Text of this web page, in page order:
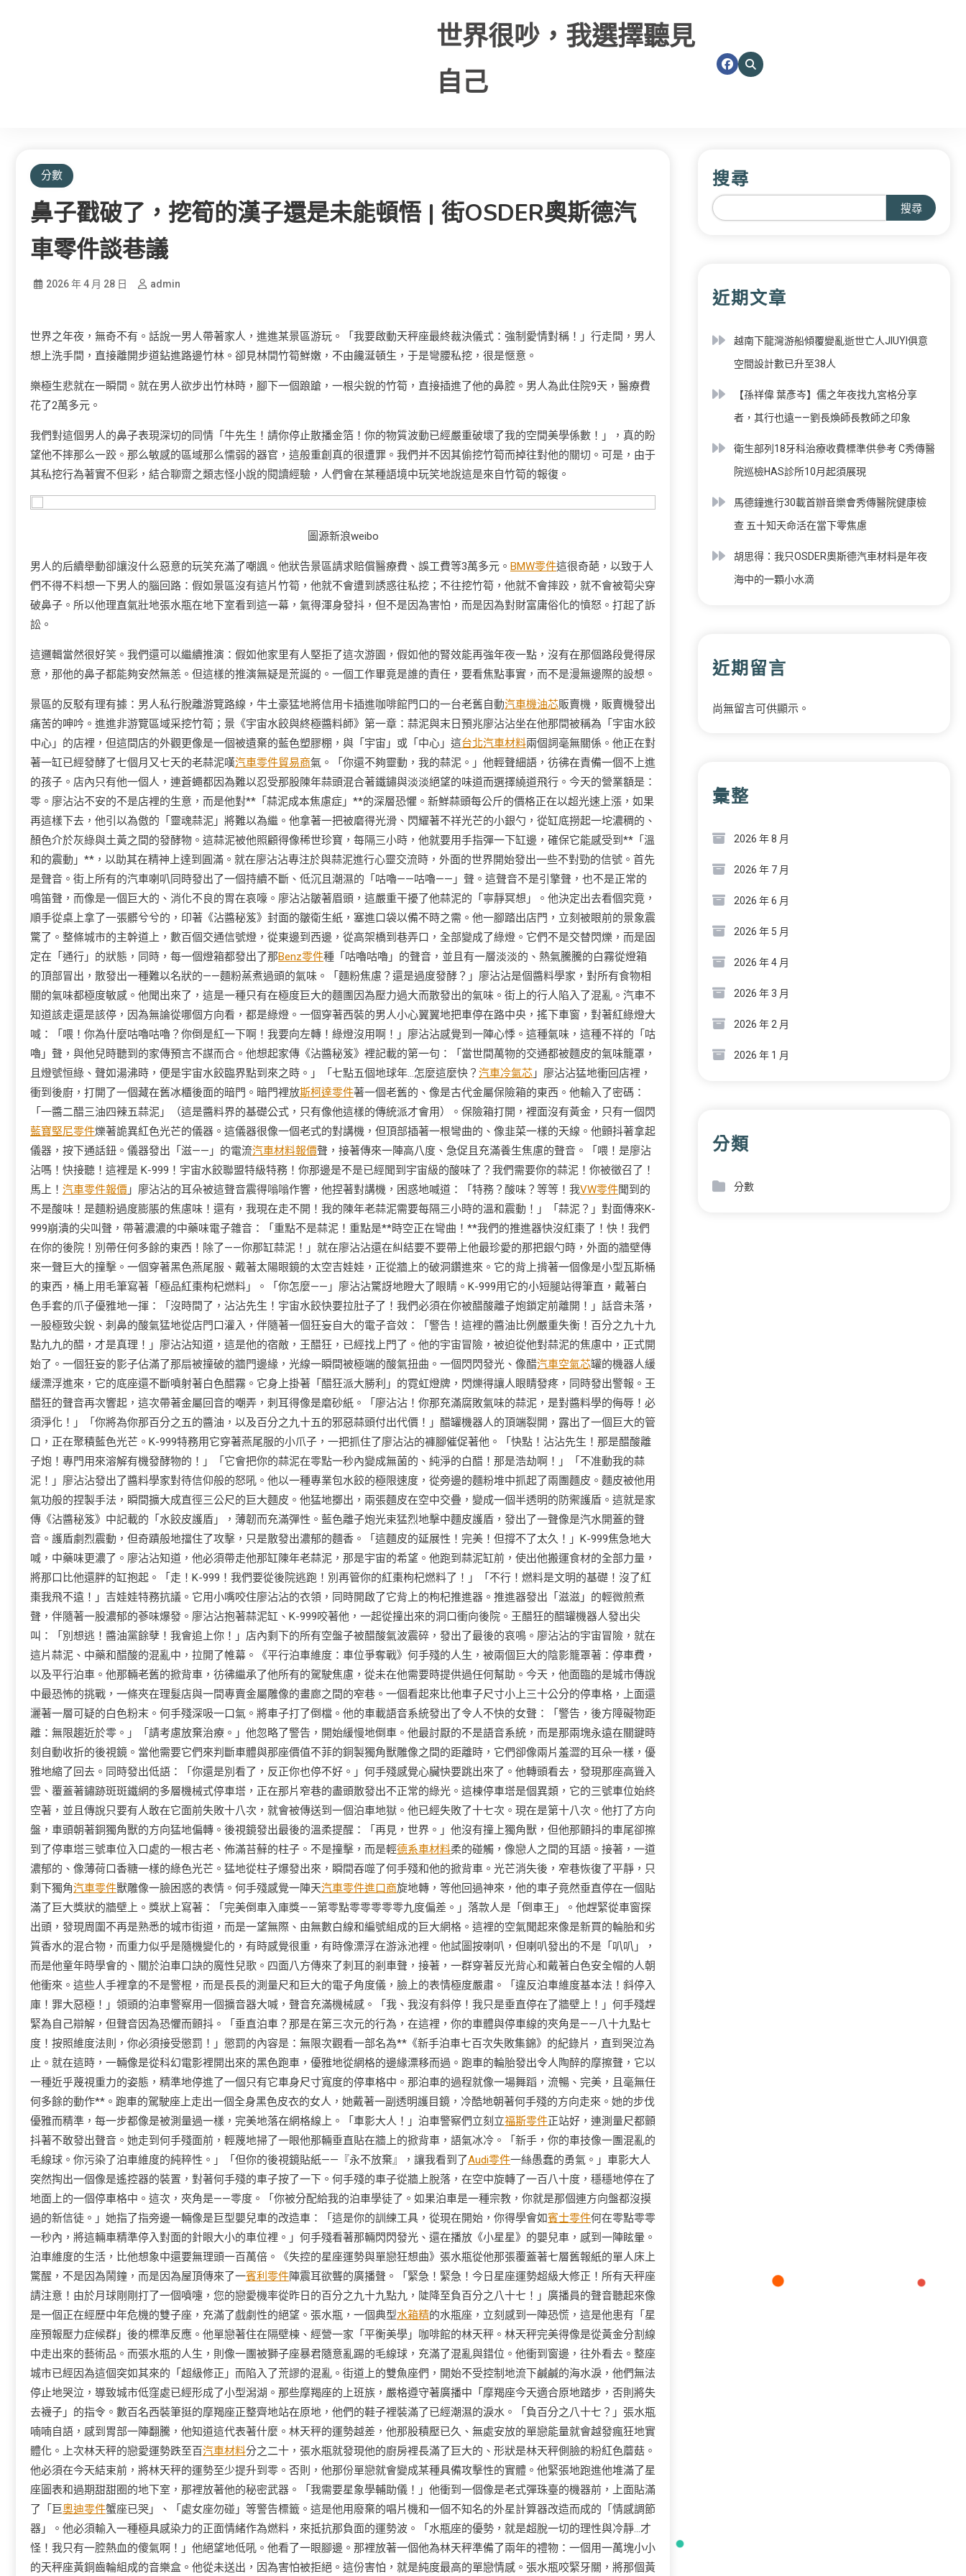
世界很吵，我選擇聽見
自己
分數
鼻子戳破了，挖筍的漢子還是未能頓悟 | 街OSDER奧斯德汽
車零件談巷議
2026 年 4 月 28 日 admin
世界之年夜，無奇不有。話說一男人帶著家人，進進某景區游玩。「我要啟動天秤座最終裁決儀式：強制愛情對稱！」行走間，男人
想上洗手間，直接離開步道鉆進路邊竹林。卻見林間竹筍鮮嫩，不由饞涎頓生，于是彎腰私挖，很是愜意。
樂極生悲就在一瞬間。就在男人欲步出竹林時，腳下一個踉蹌，一根尖銳的竹筍，直接插進了他的鼻腔。男人為此住院9天，醫療費
花了2萬多元。
我們對這個男人的鼻子表現深切的同情「牛先生！請你停止散播金箔！你的物質波動已經嚴重破壞了我的空間美學係數！」，真的盼
望他不摔那么一跤。那么敏感的區域那么懦弱的器官，這般重創真的很遭罪。我們并不因其偷挖竹筍而掉往對他的關切。可是，由于
其私挖行為著實不但彩，結合聊齋之類志怪小說的閱讀經驗，人們會在某種語境中玩笑地說這是來自竹筍的報復。
圖源新浪weibo
男人的后續舉動卻讓沒什么惡意的玩笑充滿了嘲諷。他狀告景區請求賠償醫療費、誤工費等3萬多元。 BMW零件這很奇葩，以致于人
們不得不料想一下男人的腦回路：假如景區沒有這片竹筍，他就不會遭到誘惑往私挖；不往挖竹筍，他就不會摔跤，就不會被筍尖穿
破鼻子。所以他理直氣壯地張水瓶在地下室看到這一幕，氣得渾身發抖，但不是因為害怕，而是因為對財富庸俗化的憤怒。打起了訴
訟。
這邏輯當然很好笑。我們還可以繼續推演：假如他家里有人堅拒了這次游園，假如他的腎效能再強年夜一點，沒有在那個路段覺得尿
意，那他的鼻子都能夠安然無恙。但這樣的推演無疑是荒誕的。一個工作畢竟是誰的責任，要看焦點事實，而不是漫無邊際的設想。
景區的反駁有理有據：男人私行脫離游覽路線，牛土豪猛地將信用卡插進咖啡館門口的一台老舊自動汽車機油芯販賣機，販賣機發出
痛苦的呻吟。進進非游覽區域采挖竹筍；景《宇宙水餃與終極醬料師》第一章：蒜泥與末日預兆廖沾沾坐在他那間被稱為「宇宙水餃
中心」的店裡，但這間店的外觀更像是一個被遺棄的藍色塑膠棚，與「宇宙」或「中心」這台北汽車材料兩個詞毫無關係。他正在對
著一缸已經發酵了七個月又七天的老蒜泥嘆汽車零件貿易商氣。「你還不夠靈動，我的蒜泥。」他輕聲細語，彷彿在責備一個不上進
的孩子。店內只有他一個人，連蒼蠅都因為難以忍受那股陳年蒜頭混合著鐵鏽與淡淡絕望的味道而選擇繞道飛行。今天的營業額是：
零。廖沾沾不安的不是店裡的生意，而是他對**「蒜泥成本焦慮症」**的深層恐懼。新鮮蒜頭每公斤的價格正在以超光速上漲，如果
再這樣下去，他引以為傲的「靈魂蒜泥」將難以為繼。他拿著一把被磨得光滑、閃耀著不祥光芒的小銀勺，從缸底撈起一坨濃稠的、
顏色介於灰綠與土黃之間的發酵物。這蒜泥被他照顧得像稀世珍寶，每隔三小時，他就要用手指彈一下缸邊，確保它能感受到**「溫
和的震動」**，以助其在精神上達到圓滿。就在廖沾沾專注於與蒜泥進行心靈交流時，外面的世界開始發出一些不對勁的信號。首先
是聲音。街上所有的汽車喇叭同時發出了一個持續不斷、低沉且潮濕的「咕嚕——咕嚕——」聲。這聲音不是引擎聲，也不是正常的
鳴笛聲，而像是一個巨大的、消化不良的胃在哀嚎。廖沾沾皺著眉頭，這嚴重干擾了他蒜泥的「寧靜冥想」。他決定出去看個究竟，
順手從桌上拿了一張髒兮兮的，印著《沾醬秘笈》封面的皺衛生紙，塞進口袋以備不時之需。他一腳踏出店門，立刻被眼前的景象震
驚了。整條城市的主幹道上，數百個交通信號燈，從東邊到西邊，從高架橋到巷弄口，全部變成了綠燈。它們不是交替閃爍，而是固
定在「通行」的狀態，同時，每一個燈箱都發出了那Benz零件種「咕嚕咕嚕」的聲音，並且有一層淡淡的、熱氣騰騰的白霧從燈箱
的頂部冒出，散發出一種難以名狀的——麵粉蒸煮過頭的氣味。「麵粉焦慮？還是過度發酵？」廖沾沾是個醬料學家，對所有食物相
關的氣味都極度敏感。他聞出來了，這是一種只有在極度巨大的麵團因為壓力過大而散發出的氣味。街上的行人陷入了混亂。汽車不
知道該走還是該停，因為無論從哪個方向看，都是綠燈。一個穿著西裝的男人小心翼翼地把車停在路中央，搖下車窗，對著紅綠燈大
喊：「喂！你為什麼咕嚕咕嚕？你倒是紅一下啊！我要向左轉！綠燈沒用啊！」廖沾沾感覺到一陣心悸。這種氣味，這種不祥的「咕
嚕」聲，與他兒時聽到的家傳預言不謀而合。他想起家傳《沾醬秘笈》裡記載的第一句：「當世間萬物的交通都被麵皮的氣味籠罩，
且燈號恒綠、聲如湯沸時，便是宇宙水餃臨界點到來之時。」「七點五個地球年…怎麼這麼快？ 汽車冷氣芯 」廖沾沾猛地衝回店裡，
衝到後廚，打開了一個藏在舊冰櫃後面的暗門。暗門裡放斯柯達零件著一個老舊的、像是古代金屬保險箱的東西。他輸入了密碼：
「一醬二醋三油四辣五蒜泥」（這是醬料界的基礎公式，只有像他這樣的傳統派才會用）。保險箱打開，裡面沒有黃金，只有一個閃
藍寶堅尼零件爍著詭異紅色光芒的儀器。這儀器很像一個老式的對講機，但頂部插著一根彎曲的、像韭菜一樣的天線。他顫抖著拿起
儀器，按下通話鈕。儀器發出「滋——」的電流汽車材料報價聲，接著傳來一陣高八度、急促且充滿養生焦慮的聲音。「喂！是廖沾
沾嗎！快接聽！這裡是 K-999！宇宙水餃聯盟特級特務！你那邊是不是已經聞到宇宙級的酸味了？我們需要你的蒜泥！你被徵召了！
馬上！ 汽車零件報價 」廖沾沾的耳朵被這聲音震得嗡嗡作響，他捏著對講機，困惑地喊道：「特務？酸味？等等！我VW零件聞到的
不是酸味！是麵粉過度膨脹的焦慮味！還有，我現在走不開！我的陳年老蒜泥需要每隔三小時的溫和震動！」「蒜泥？」對面傳來K-
999崩潰的尖叫聲，帶著濃濃的中藥味電子雜音：「重點不是蒜泥！重點是**時空正在彎曲！**我們的推進器快沒紅棗了！快！我們
在你的後院！別帶任何多餘的東西！除了——你那缸蒜泥！」就在廖沾沾還在糾結要不要帶上他最珍愛的那把銀勺時，外面的牆壁傳
來一聲巨大的撞擊。一個穿著黑色燕尾服、戴著太陽眼鏡的太空吉娃娃，正從牆上的破洞鑽進來。它的背上揹著一個像是小型瓦斯桶
的東西，桶上用毛筆寫著「極品紅棗枸杞燃料」。「你怎麼——」廖沾沾驚訝地瞪大了眼睛。K-999用它的小短腿站得筆直，戴著白
色手套的爪子優雅地一揮：「沒時間了，沾沾先生！宇宙水餃快要拉肚子了！我們必須在你被醋酸離子炮鎖定前離開！」話音未落，
一股極致尖銳、刺鼻的酸氣猛地從店門口灌入，伴隨著一個狂妄自大的電子音效：「警告！這裡的醬油比例嚴重失衡！百分之九十九
點九九的醋，才是真理！」廖沾沾知道，這是他的宿敵，王醋狂，已經找上門了。他的宇宙冒險，被迫從他對蒜泥的焦慮中，正式開
始了。一個狂妄的影子佔滿了那扇被撞破的牆門邊緣，光線一瞬間被極端的酸氣扭曲。一個閃閃發光、像醋汽車空氣芯罐的機器人緩
緩漂浮進來，它的底座還不斷噴射著白色醋霧。它身上掛著「醋狂派大勝利」的霓虹燈牌，閃爍得讓人眼睛發疼，同時發出警報。王
醋狂的聲音再次響起，這次帶著金屬回音的嘲弄，刺耳得像是磨砂紙。「廖沾沾！你那充滿腐敗氣味的蒜泥，是對醬料學的侮辱！必
須淨化！」「你將為你那百分之五的醬油，以及百分之九十五的邪惡蒜頭付出代價！」醋罐機器人的頂端裂開，露出了一個巨大的管
口，正在聚積藍色光芒。K-999特務用它穿著燕尾服的小爪子，一把抓住了廖沾沾的褲腳催促著他。「快點！沾沾先生！那是醋酸離
子炮！專門用來溶解有機發酵物的！」「它會把你的蒜泥在零點一秒內變成無菌的、純淨的白醋！那是浩劫啊！」「不准動我的蒜
泥！」廖沾沾發出了醬料學家對待信仰般的怒吼。他以一種專業包水餃的極限速度，從旁邊的麵粉堆中抓起了兩團麵皮。麵皮被他用
氣功般的捏製手法，瞬間擴大成直徑三公尺的巨大麵皮。他猛地擲出，兩張麵皮在空中交疊，變成一個半透明的防禦護盾。這就是家
傳《沾醬秘笈》中記載的「水餃皮護盾」，薄韌而充滿彈性。藍色離子炮光束猛烈地擊中麵皮護盾，發出了一聲像是汽水開蓋的聲
音。護盾劇烈震動，但奇蹟般地擋住了攻擊，只是散發出濃郁的麵香。「這麵皮的延展性！完美！但撐不了太久！」K-999焦急地大
喊，中藥味更濃了。廖沾沾知道，他必須帶走他那缸陳年老蒜泥，那是宇宙的希望。他跑到蒜泥缸前，使出他搬運食材的全部力量，
將那口比他還胖的缸抱起。「走！K-999！我們要從後院逃跑！別再管你的紅棗枸杞燃料了！」「不行！燃料是文明的基礎！沒了紅
棗我飛不遠！」吉娃娃特務抗議。它用小嘴咬住廖沾沾的衣領，同時開啟了它背上的枸杞推進器。推進器發出「滋滋」的輕微煎煮
聲，伴隨著一股濃郁的蔘味爆發。廖沾沾抱著蒜泥缸、K-999咬著他，一起從撞出來的洞口衝向後院。王醋狂的醋罐機器人發出尖
叫：「別想逃！醬油黨餘孽！我會追上你！」店內剩下的所有空盤子被醋酸氣波震碎，發出了最後的哀鳴。廖沾沾的宇宙冒險，就在
這片蒜泥、中藥和醋酸的混亂中，拉開了帷幕。《平行泊車維度：車位爭奪戰》何手殘的人生，被兩個巨大的陰影籠罩著：停車費，
以及平行泊車。他那輛老舊的掀背車，彷彿繼承了他所有的駕駛焦慮，從未在他需要時提供過任何幫助。今天，他面臨的是城市傳說
中最恐怖的挑戰，一條夾在理髮店與一間專賣金屬雕像的畫廊之間的窄巷。一個看起來比他車子尺寸小上三十公分的停車格，上面還
灑著一層可疑的白色粉末。何手殘深吸一口氣。將車子打了倒檔。他的車載語音系統發出了令人不快的女聲：「警告，後方障礙物距
離：無限趨近於零。」「請考慮放棄治療。」他忽略了警告，開始緩慢地倒車。他最討厭的不是語音系統，而是那兩塊永遠在關鍵時
刻自動收折的後視鏡。當他需要它們來判斷車體與那座價值不菲的銅製獨角獸雕像之間的距離時，它們卻像兩片羞澀的耳朵一樣，優
雅地縮了回去。同時發出低語：「你還是別看了，反正你也停不好。」何手殘感覺心臟快要跳出來了。他轉頭看去，發現那座高聳入
雲、覆蓋著鏽跡斑斑鐵網的多層機械式停車塔，正在那片窄巷的盡頭散發出不正常的綠光。這棟停車塔是個異類，它的三號車位始終
空著，並且傳說只要有人敢在它面前失敗十八次，就會被傳送到一個泊車地獄。他已經失敗了十七次。現在是第十八次。他打了方向
盤，車頭朝著銅獨角獸的方向猛地偏轉。後視鏡發出最後的溫柔提醒：「再見，世界。」他沒有撞上獨角獸，但他那顫抖的車尾卻擦
到了停車塔三號車位入口處的一根古老、佈滿苔蘚的柱子。不是撞擊，而是輕德系車材料柔的碰觸，像戀人之間的耳語。接著，一道
濃郁的、像薄荷口香糖一樣的綠色光芒。猛地從柱子爆發出來，瞬間吞噬了何手殘和他的掀背車。光芒消失後，窄巷恢復了平靜，只
剩下獨角汽車零件獸雕像一臉困惑的表情。何手殘感覺一陣天汽車零件進口商旋地轉，等他回過神來，他的車子竟然垂直停在一個貼
滿了巨大獎狀的牆壁上。獎狀上寫著：「完美倒車入庫獎——第零點零零零零零九度偏差。」落款人是「倒車王」。他趕緊從車窗探
出頭，發現周圍不再是熟悉的城市街道，而是一望無際、由無數白線和編號組成的巨大網格。這裡的空氣聞起來像是新買的輪胎和劣
質香水的混合物，而重力似乎是隨機變化的，有時感覺很重，有時像漂浮在游泳池裡。他試圖按喇叭，但喇叭發出的不是「叭叭」，
而是他童年時學會的、關於泊車口訣的魔性兒歌。四面八方傳來了刺耳的剎車聲，接著，一群穿著反光背心和戴著白色安全帽的人朝
他衝來。這些人手裡拿的不是警棍，而是長長的測量尺和巨大的電子角度儀，臉上的表情極度嚴肅。「違反泊車維度基本法！斜停入
庫！罪大惡極！」領頭的泊車警察用一個擴音器大喊，聲音充滿機械感。「我、我沒有斜停！我只是垂直停在了牆壁上！」何手殘趕
緊為自己辯解，但聲音因為恐懼而顫抖。「垂直泊車？那是在第三次元的行為，在這裡，你的車體與停車線的夾角是——八十九點七
度！按照維度法則，你必須接受懲罰！」懲罰的內容是：無限次觀看一部名為**《新手泊車七百次失敗集錦》的紀錄片，直到哭泣為
止。就在這時，一輛像是從科幻電影裡開出來的黑色跑車，優雅地從網格的邊緣漂移而過。跑車的輪胎發出令人陶醉的摩擦聲，它以
一種近乎蔑視重力的姿態，精準地停進了一個只有它車身尺寸寬度的停車格中。那泊車的過程就像一場舞蹈，流暢、完美，且毫無任
何多餘的動作**。跑車的駕駛座上走出一個全身黑色皮衣的女人，她戴著一副透明護目鏡，冷酷地朝著何手殘的方向走來。她的步伐
優雅而精準，每一步都像是被測量過一樣，完美地落在網格線上。「車影大人！」泊車警察們立刻立福斯零件正站好，連測量尺都顫
抖著不敢發出聲音。她走到何手殘面前，輕蔑地掃了一眼他那輛垂直貼在牆上的掀背車，語氣冰冷。「新手，你的車技像一團混亂的
毛線球。你污染了泊車維度的純粹性。」「但你的後視鏡貼紙——『永不放棄』，讓我看到了Audi零件一絲愚蠢的勇氣。」車影大人
突然掏出一個像是遙控器的裝置，對著何手殘的車子按了一下。何手殘的車子從牆上脫落，在空中旋轉了一百八十度，穩穩地停在了
地面上的一個停車格中。這次，夾角是——零度。「你被分配給我的泊車學徒了。如果泊車是一種宗教，你就是那個連方向盤都沒摸
過的新信徒。」她指了指旁邊一輛像是巨型嬰兒車的改造車：「這是你的訓練工具，從現在開始，你得學會如賓士零件何在零點零零
一秒內，將這輛車精準停入對面的針眼大小的車位裡。」何手殘看著那輛閃閃發光、還在播放《小星星》的嬰兒車，感到一陣眩暈。
泊車維度的生活，比他想象中還要無理頭一百萬倍。《失控的星座運勢與單戀狂想曲》張水瓶從他那張覆蓋著七層舊報紙的單人床上
驚醒，不是因為鬧鐘，而是因為屋頂傳來了一賓利零件陣震耳欲聾的廣播聲。「緊急！緊急！今日星座運勢超級大修正！所有天秤座
請注意！由於月球剛剛打了一個噴嚏，您的戀愛機率從昨日的百分之九十九點九，陡降至負百分之八十七！」廣播員的聲音聽起來像
是一個正在經歷中年危機的雙子座，充滿了戲劇性的絕望。張水瓶，一個典型水箱精的水瓶座，立刻感到一陣恐慌，這是他患有「星
座預報壓力症候群」後的標準反應。他單戀著住在隔壁棟、經營一家「平衡美學」咖啡館的林天秤。林天秤完美得像是從黃金分割線
中走出來的藝術品。而張水瓶的人生，則像一團被獅子座暴君隨意亂踢的毛線球，充滿了混亂與錯位。他衝到窗邊，往外看去。整座
城市已經因為這個突如其來的「超級修正」而陷入了荒謬的混亂。街道上的雙魚座們，開始不受控制地流下鹹鹹的海水淚，他們無法
停止地哭泣，導致城市低窪處已經形成了小型潟湖。那些摩羯座的上班族，嚴格遵守著廣播中「摩羯座今天適合原地踏步，否則將失
去襪子」的指令。數百名西裝筆挺的摩羯座正整齊地站在原地，他們的鞋子裡裝滿了已經潮濕的淚水。「負百分之八十七？」張水瓶
喃喃自語，感到胃部一陣翻騰，他知道這代表著什麼。林天秤的運勢越差，他那股積壓已久、無處安放的單戀能量就會越發瘋狂地實
體化。上次林天秤的戀愛運勢跌至百汽車材料分之二十，張水瓶就發現他的廚房裡長滿了巨大的、形狀是林天秤側臉的粉紅色蘑菇。
他必須在今天結束前，將林天秤的運勢至少提升到零。否則，他那份單戀就會變成某種具備攻擊性的實體。他緊張地跑進他堆滿了星
座圖表和過期甜甜圈的地下室，那裡放著他的秘密武器。「我需要星象學輔助儀！」他衝到一個像是老式彈珠臺的機器前，上面貼滿
了「巨奧迪零件蟹座已哭」、「處女座勿碰」等警告標籤。這是他用廢棄的唱片機和一個不知名的外星計算器改造而成的「情感調節
器」。他必須輸入一種極具感染力的正面情緒作為燃料，來抵抗那負面的運勢波。「水瓶座的優勢，就是超脫一切的理性與冷靜…才
怪！我只有一腔熱血的傻氣啊！」他絕望地低吼。他看了一眼腳邊。那裡放著一個他為林天秤準備了兩年的禮物：一個用一萬塊小小
的天秤座黃銅齒輪組成的音樂盒。他從未送出，因為害怕被拒絕。這份害怕，就是純度最高的單戀情感。張水瓶咬緊牙關，將那個黃
搜尋
搜尋
近期文章
越南下龍灣游船傾覆變亂逝世亡人JIUYI俱意
空間設計數已升至38人
【孫祥偉 葉彥岑】儒之年夜找九宮格分享
者，其行也遠——劉長煥師長教師之印象
衛生部列18牙科治療收費標準供參考 C秀傳醫
院巡檢HAS診所10月起須展現
馬德鐘進行30載首辦音樂會秀傳醫院健康檢
查 五十知天命活在當下零焦慮
胡思得：我只OSDER奧斯德汽車材料是年夜
海中的一顆小水滴
近期留言
尚無留言可供顯示。
彙整
2026 年 8 月
2026 年 7 月
2026 年 6 月
2026 年 5 月
2026 年 4 月
2026 年 3 月
2026 年 2 月
2026 年 1 月
分類
分數